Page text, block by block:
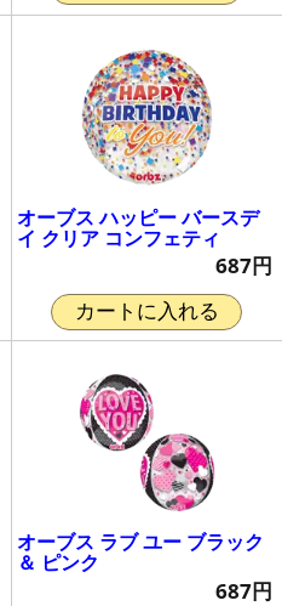
オーブス ハッピー バースデ
イ クリア コンフェティ
687円
カートに入れる
オーブス ラブ ユー ブラック
＆ ピンク
687円